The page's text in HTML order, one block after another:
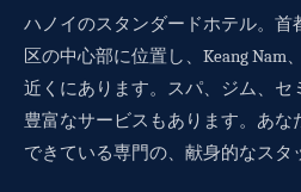
ハノイのスタンダードホテル。
区の中心部に位置し、Keang Nam
近くにあります。スパ、ジム、
豊富なサービスもあります。あ
できている専門の、献身的なスタ